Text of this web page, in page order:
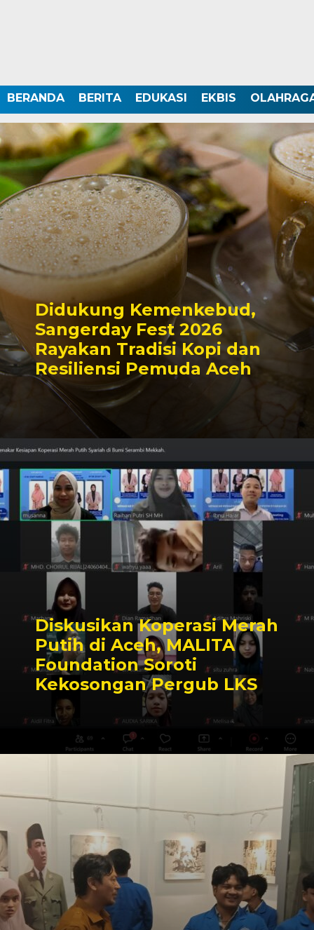
BERANDA BERITA EDUKASI EKBIS
Didukung Kemenkebud,
Sangerday Fest 2026
Rayakan Tradisi Kopi dan
Resiliensi Pemuda Aceh
Diskusikan Koperasi Merah
Putih di Aceh, MALITA
Foundation Soroti
Kekosongan Pergub LKS